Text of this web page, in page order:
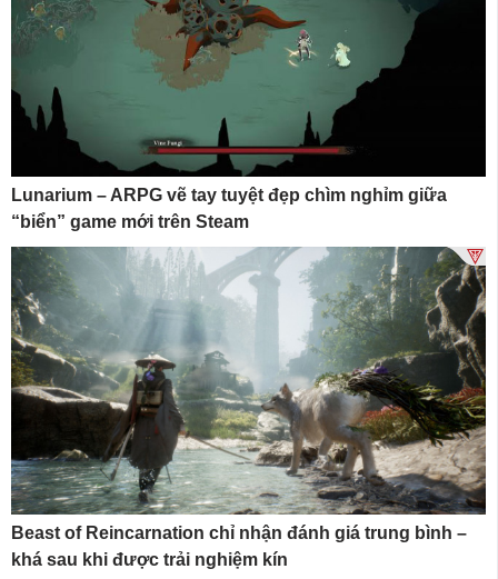
Lunarium – ARPG vẽ tay tuyệt đẹp chìm nghỉm giữa
“biển” game mới trên Steam
Beast of Reincarnation chỉ nhận đánh giá trung bình –
khá sau khi được trải nghiệm kín